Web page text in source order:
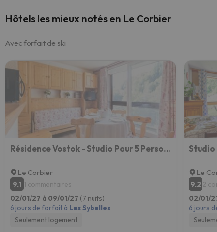
Hôtels les mieux notés en Le Corbier
Avec forfait de ski
Résidence Vostok - Studio Pour 5 Personnes 424
Le Corbier
9.1 1 commentaires
02/01/27 à 09/01/27 (7 nuits)
6 jours de forfait à Les Sybelles
Seulement logement
Le
9.2 2
02/01/
6 jours